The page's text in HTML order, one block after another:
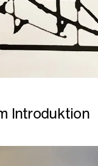
Introduktion